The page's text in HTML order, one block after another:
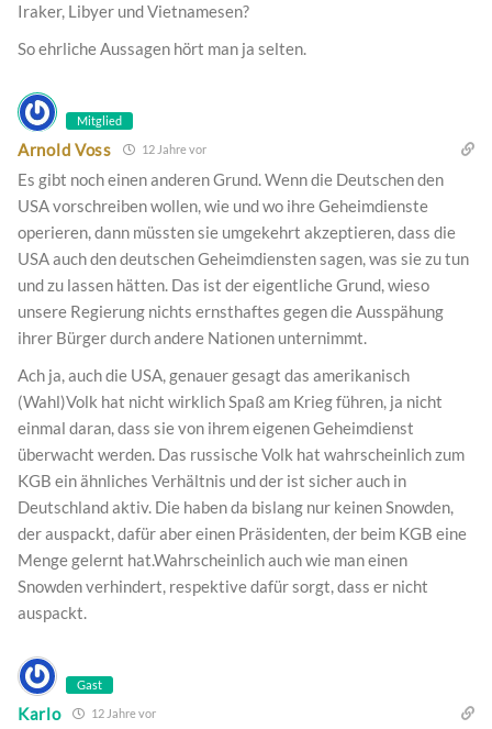
Iraker, Libyer und Vietnamesen?
So ehrliche Aussagen hört man ja selten.
Mitglied
Arnold Voss 12 Jahre vor
Es gibt noch einen anderen Grund. Wenn die Deutschen den
USA vorschreiben wollen, wie und wo ihre Geheimdienste
operieren, dann müssten sie umgekehrt akzeptieren, dass die
USA auch den deutschen Geheimdiensten sagen, was sie zu tun
und zu lassen hätten. Das ist der eigentliche Grund, wieso
unsere Regierung nichts ernsthaftes gegen die Ausspähung
ihrer Bürger durch andere Nationen unternimmt.
Ach ja, auch die USA, genauer gesagt das amerikanisch
(Wahl)Volk hat nicht wirklich Spaß am Krieg führen, ja nicht
einmal daran, dass sie von ihrem eigenen Geheimdienst
überwacht werden. Das russische Volk hat wahrscheinlich zum
KGB ein ähnliches Verhältnis und der ist sicher auch in
Deutschland aktiv. Die haben da bislang nur keinen Snowden,
der auspackt, dafür aber einen Präsidenten, der beim KGB eine
Menge gelernt hat.Wahrscheinlich auch wie man einen
Snowden verhindert, respektive dafür sorgt, dass er nicht
auspackt.
Gast
Karlo 12 Jahre vor